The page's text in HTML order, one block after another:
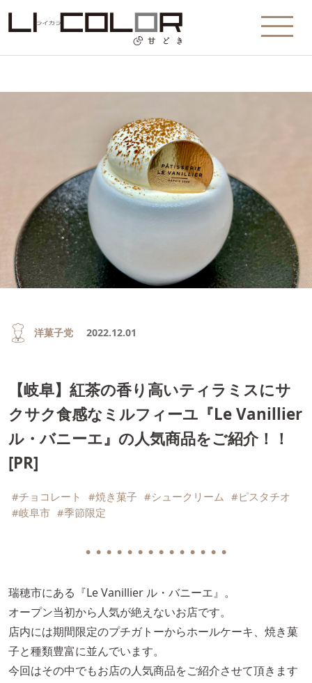
洋菓子党 2022.12.01
【岐阜】紅茶の香り高いティラミスにサ
クサク食感なミルフィーユ『Le Vanillier
ル・バニーエ』の人気商品をご紹介！！
[PR]
#チョコレート #焼き菓子 #シュークリーム #ピスタチオ
#岐阜市 #季節限定
● ● ● ● ● ● ● ● ● ● ● ● ● ●
瑞穂市にある『Le Vanillier ル・バニーエ』。
オープン当初から人気が絶えないお店です。
店内には期間限定のプチガトーからホールケーキ、焼き菓
子と種類豊富に並んでいます。
今回はその中でもお店の人気商品をご紹介させて頂きます